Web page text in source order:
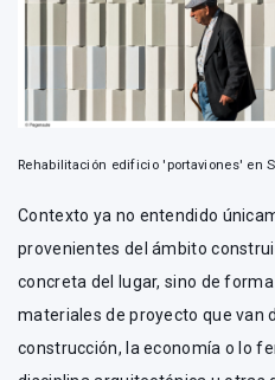
Rehabilitación edificio 'portaviones' en
Contexto ya no entendido
provenientes del ámbito
concreta del lugar, sino de
materiales de proyecto que van
construcción, la economía o lo